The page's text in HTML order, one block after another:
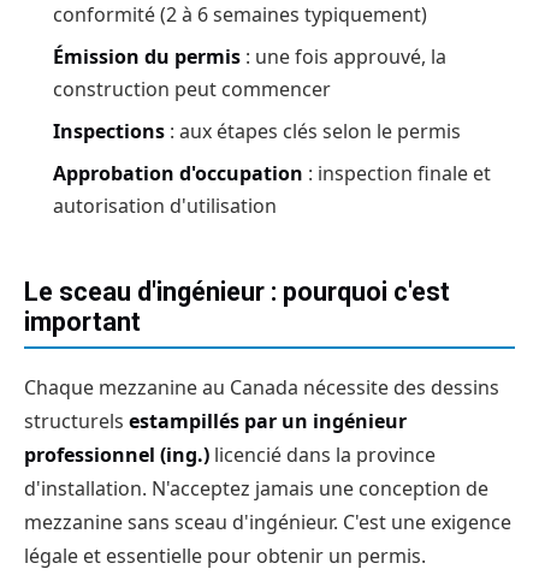
conformité (2 à 6 semaines typiquement)
Émission du permis : une fois approuvé, la
construction peut commencer
Inspections : aux étapes clés selon le permis
Approbation d'occupation : inspection finale et
autorisation d'utilisation
Le sceau d'ingénieur : pourquoi c'est
important
Chaque mezzanine au Canada nécessite des dessins
structurels estampillés par un ingénieur
professionnel (ing.) licencié dans la province
d'installation. N'acceptez jamais une conception de
mezzanine sans sceau d'ingénieur. C'est une exigence
légale et essentielle pour obtenir un permis.